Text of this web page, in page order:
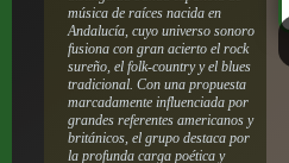
música de raíces nacida en
Andalucía, cuyo universo sonoro
fusiona con gran acierto el rock
sureño, el folk-country y el blues
tradicional. Con una propuesta
marcadamente influenciada por
grandes referentes americanos y
británicos, el grupo destaca por
la profunda carga poética y